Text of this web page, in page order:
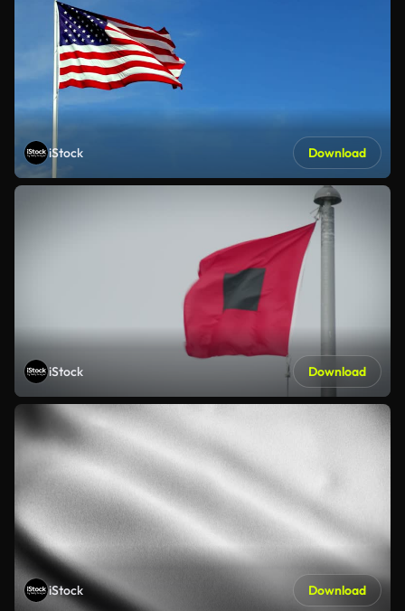
iStock Download
iStock Download
iStock Download